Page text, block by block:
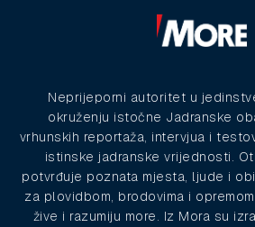
Neprijeporni autoritet u
okruženju istočne Jadranske
vrhunskih reportaža, intervjua i
istinske jadranske vrijednosti.
potvrđuje poznata mjesta, ljude i
za plovidbom, brodovima i
žive i razumiju more. Iz Mora su